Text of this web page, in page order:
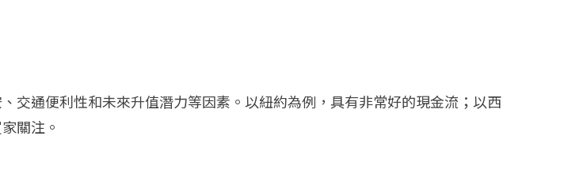
交通便利性和未來升值潛力等因素。以紐約為例，具有非常好的現金流；以西
關注。